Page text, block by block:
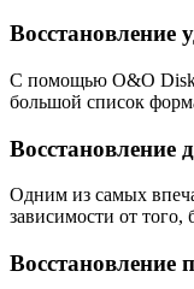
Восстановление
С помощью O&O
большой список
Восстановление
Одним из самых
зависимости от
Восстановление